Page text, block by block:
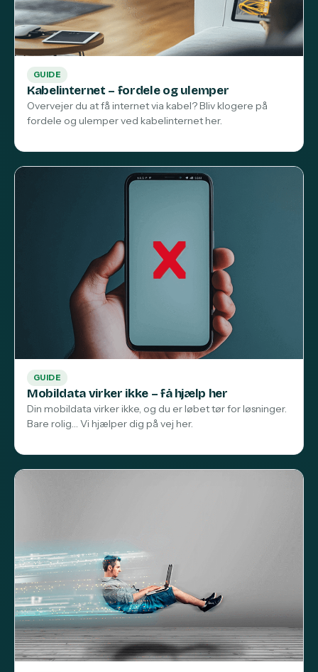
GUIDE
Kabelinternet – fordele og ulemper
Overvejer du at få internet via kabel? Bliv klogere på
fordele og ulemper ved kabelinternet her.
GUIDE
Mobildata virker ikke – få hjælp her
Din mobildata virker ikke, og du er løbet tør for løsninger.
Bare rolig… Vi hjælper dig på vej her.